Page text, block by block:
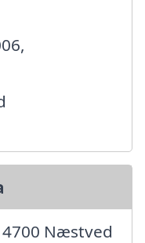
4700 Næstved